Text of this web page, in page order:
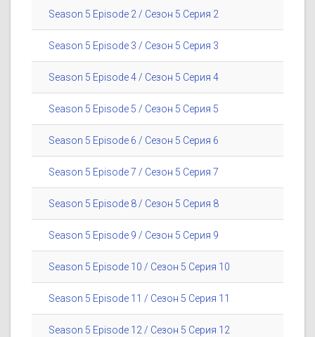
Season 5 Episode 2 / Сезон 5 Серия 2
Season 5 Episode 3 / Сезон 5 Серия 3
Season 5 Episode 4 / Сезон 5 Серия 4
Season 5 Episode 5 / Сезон 5 Серия 5
Season 5 Episode 6 / Сезон 5 Серия 6
Season 5 Episode 7 / Сезон 5 Серия 7
Season 5 Episode 8 / Сезон 5 Серия 8
Season 5 Episode 9 / Сезон 5 Серия 9
Season 5 Episode 10 / Сезон 5 Серия 10
Season 5 Episode 11 / Сезон 5 Серия 11
Season 5 Episode 12 / Сезон 5 Серия 12